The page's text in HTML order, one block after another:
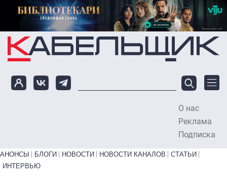
Перейти к основному содержанию
О нас
Реклама
Подписка
Primary links bottom
АНОНСЫ БЛОГИ НОВОСТИ НОВОСТИ КАНАЛОВ
СТАТЬИ
ИНТЕРВЬЮ